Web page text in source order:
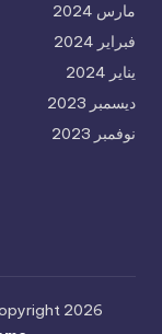
مارس 2024
فبراير 2024
يناير 2024
ديسمبر 2023
نوفمبر 2023
2026 —